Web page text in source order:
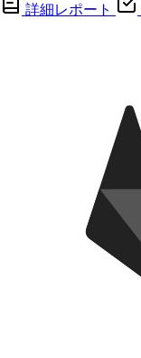
詳細レポート